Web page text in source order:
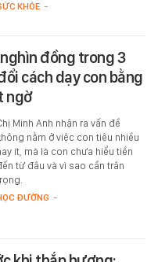
KHỎE -
đồng trong 3
cách dạy con bằng
ngờ
Minh Anh nhận ra vấn đề
nằm ở việc con tiêu nhiều
ít, mà là con chưa hiểu tiền
từ đâu và vì sao cần trân
ĐƯỜNG -